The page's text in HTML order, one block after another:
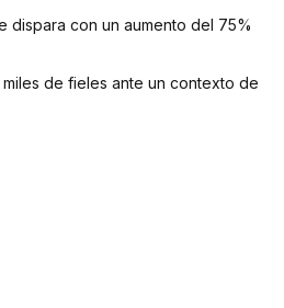
dispara con un aumento del 75%
de fieles ante un contexto de